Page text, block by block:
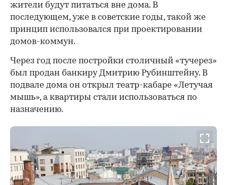
жители будут питаться вне дома. В
последующем, уже в советские годы, такой же
принцип использовался при проектировании
домов-коммун.
Через год после постройки столичный «тучерез»
был продан банкиру Дмитрию Рубинштейну. В
подвале дома он открыл театр-кабаре «Летучая
мышь», а квартиры стали использоваться по
назначению.